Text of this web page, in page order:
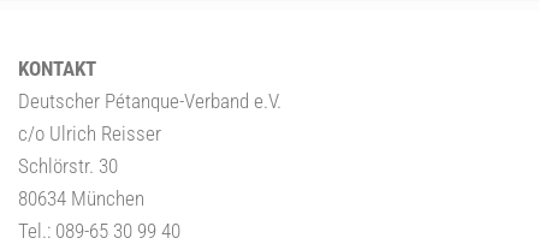
KONTAKT
Deutscher Pétanque-Verband e.V.
c/o Ulrich Reisser
Schlörstr. 30
80634 München
Tel.: 089-65 30 99 40